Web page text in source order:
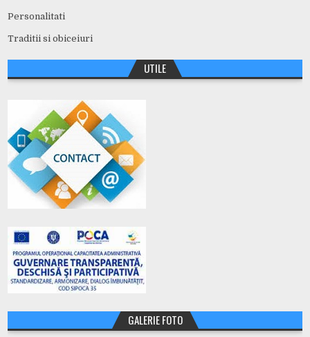
Personalitati
Traditii si obiceiuri
UTILE
GALERIE FOTO